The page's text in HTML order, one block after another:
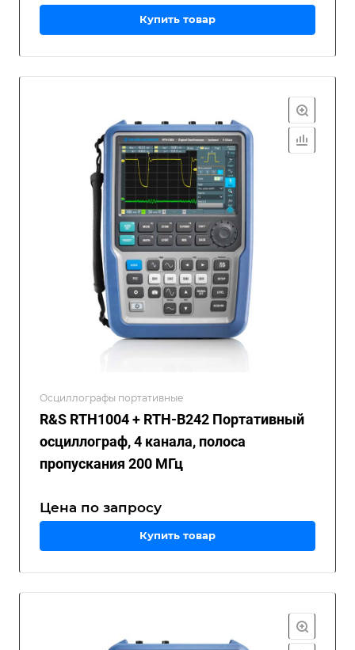
Купить товар
Осциллографы портативные
R&S RTH1004 + RTH-B242 Портативный
осциллограф, 4 канала, полоса
пропускания 200 МГц
Цена по запросу
Купить товар